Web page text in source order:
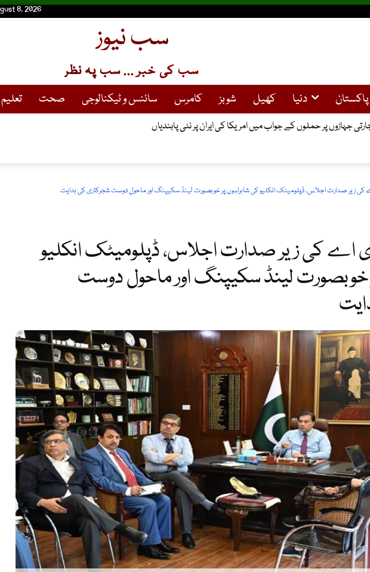
8, 2026
سب نیوز
سب کی خبر ... سب پہ نظر
پاکستان دنیا کھیل شوبز کامرس سائنس و ٹیکنالوجی صحت تعلیم
جہازوں پر حملوں کے جواب میں امریکا کی ایران پر نئی پابندیاں
زیر صدارت اجلاس، ڈپلومیٹک انکلیو کی شاہراہوں پر خوبصورت لینڈ سکیپنگ اور ماحول دوست شجرکاری کی ہدایت
اے کی زیر صدارت اجلاس، ڈپلومیٹک انکلیو
خوبصورت لینڈ سکیپنگ اور ماحول دوست